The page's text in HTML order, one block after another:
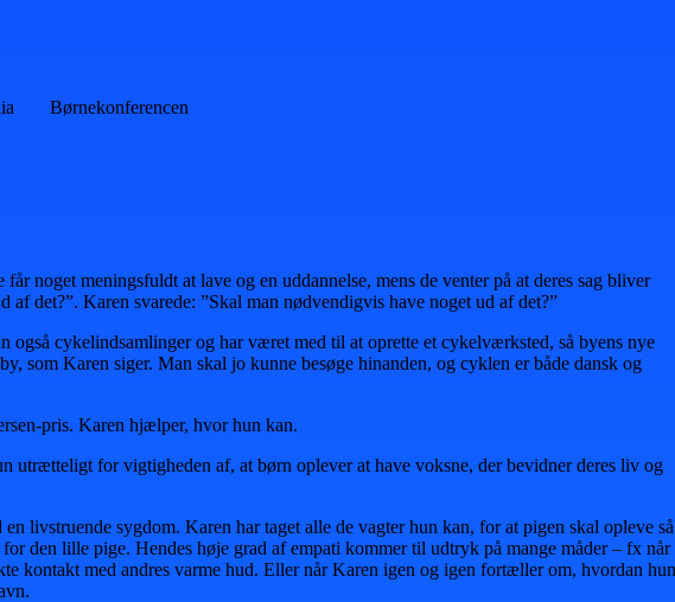
Børnekonferencen
noget meningsfuldt at lave og en uddannelse, mens de venter på at deres sag bliver
det?”. Karen svarede: ”Skal man nødvendigvis have noget ud af det?”
cykelindsamlinger og har været med til at oprette et cykelværksted, så byens nye
som Karen siger. Man skal jo kunne besøge hinanden, og cyklen er både dansk og
pris. Karen hjælper, hvor hun kan.
utrætteligt for vigtigheden af, at børn oplever at have voksne, der bevidner deres liv og
livstruende sygdom. Karen har taget alle de vagter hun kan, for at pigen skal opleve så
den lille pige. Hendes høje grad af empati kommer til udtryk på mange måder – fx når
kontakt med andres varme hud. Eller når Karen igen og igen fortæller om, hvordan hun